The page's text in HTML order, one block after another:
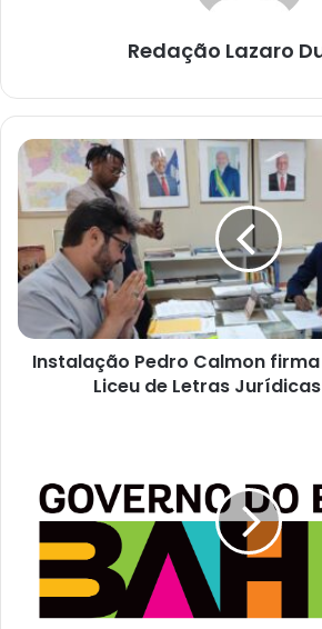
Redação Lazaro
Instalação
Pedro
Calmon
firma
parceria
com
a
Liceu
de
Letras
Instalação Pedro Calmon
Liceu de Letras
novo
paradigma
com
enfoque